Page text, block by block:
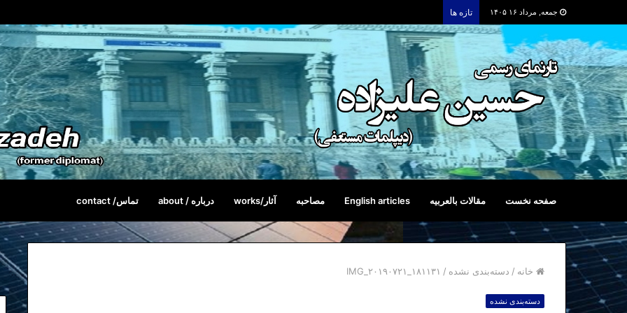
جمعه, مرداد ۱۶ ۱۴۰۵ تازه ها
صفحه نخست مقالات بالعربیه English articles مصاحبه آثار/works درباره / about تماس/ contact
خانه / دسته‌بندی نشده / IMG_۲۰۱۹۰۷۲۱_۱۸۱۱۳۱
دسته‌بندی نشده